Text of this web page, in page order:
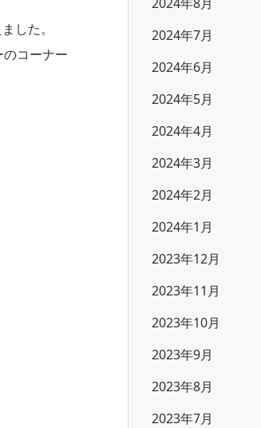
した。
コーナー
2024年7月
2024年6月
2024年5月
2024年4月
2024年3月
2024年2月
2024年1月
2023年12月
2023年11月
2023年10月
2023年9月
2023年8月
2023年7月